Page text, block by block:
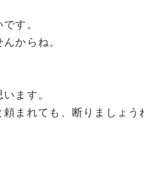
す。
からね。
ます。
まれても、断りましょう